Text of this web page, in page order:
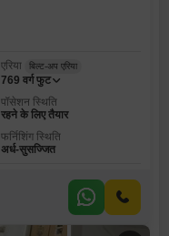
एरिया बिल्ट-अप एरिया
769 वर्ग फुट
पॉसेशन स्थिति
रहने के लिए तैयार
फर्निशिंग स्थिति
अर्ध-सुसज्जित